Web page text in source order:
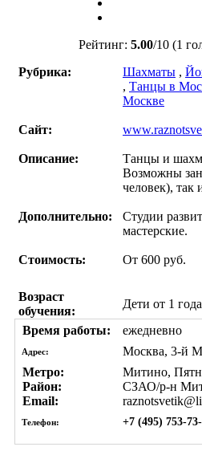
Рейтинг: 5.00/10 (1
Рубрика:
Шахматы ,
, Танцы в
Москве
Сайт:
Описание:
Танцы и
Возможны
человек), так
Дополнительно:
Студии
мастерские.
Стоимость: От 600 руб.
Возраст
обучения:
Дети от 1
Время работы:
ежедневно
Адрес:
Москва, 3-й
Метро:
Митино,
Район:
СЗАО/р-н
Email:
Телефон: +7 (495) 753-